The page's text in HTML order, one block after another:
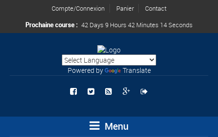
Compte/Connexion Panier
Contact
Prochaine course : 42 Days 9 Hours 42 Minutes 14 Seconds
Powered by Translate
Menu